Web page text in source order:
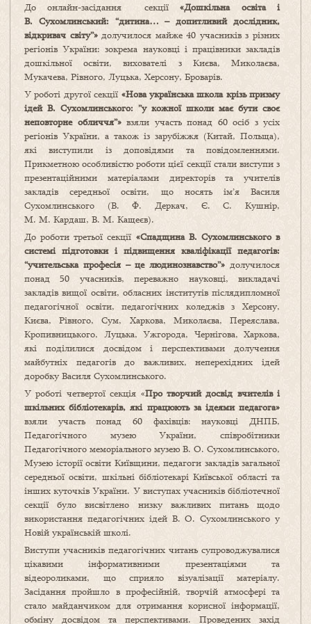
До онлайн-засідання секції«Дошкільна освіта і
В. Сухомлинський: “дитина… – допитливий дослідник,
відкривач світу”»долучилося майже 40 учасників з різних
регіонів України: зокрема науковці і працівники закладів
дошкільної освіти, вихователі з Києва, Миколаєва,
Мукачева, Рівного, Луцька, Херсону, Броварів.
У роботі другої секції «Нова українська школа крізь призму
ідей В. Сухомлинського: ”у кожної школи має бути своє
неповторне обличчя”» взяли участь понад 60 осіб з усіх
регіонів України, а також із зарубіжжя (Китай, Польща),
які виступили із доповідями та повідомленнями.
Прикметною особливістю роботи цієї секції стали виступи з
презентаційними матеріалами директорів та учителів
закладів середньої освіти, що носять ім’я Василя
Сухомлинського (В. Ф. Деркач, Є. С. Кушнір,
М. М. Кардаш, В. М. Кащеєв).
До роботи третьої секції «Спадщина В. Сухомлинського в
системі підготовки і підвищення кваліфікації педагогів:
“учительська професія – це людинознавство”» долучилося
понад 50 учасників, переважно науковці, викладачі
закладів вищої освіти, обласних інститутів післядипломної
педагогічної освіти, педагогічних коледжів з Херсону,
Києва, Рівного, Сум, Харкова, Миколаєва, Переяслава,
Кропивницького, Луцька, Ужгорода, Чернігова, Харкова,
які поділилися досвідом і перспективами долучення
майбутніх педагогів до важливих, неперехідних ідей
доробку Василя Сухомлинського.
У роботі четвертої секція «Про творчий досвід вчителів і
шкільних бібліотекарів, які працюють за ідеями педагога»
взяли участь понад 60 фахівців: науковці ДНПБ,
Педагогічного музею України, співробітники
Педагогічного меморіального музею В. О. Сухомлинського,
Музею історії освіти Київщини, педагоги закладів загальної
середньої освіти, шкільні бібліотекарі Київської області та
інших куточків України. У виступах учасників бібліотечної
секції було висвітлено низку важливих питань щодо
використання педагогічних ідей В. О. Сухомлинського у
Новій українській школі.
Виступи учасників педагогічних читань супроводжувалися
цікавими інформативними презентаціями та
відеороликами, що сприяло візуалізації матеріалу.
Засідання пройшло в професійній, творчій атмосфері та
стало майданчиком для отримання корисної інформації,
обміну досвідом та перспективами. Проведених захід